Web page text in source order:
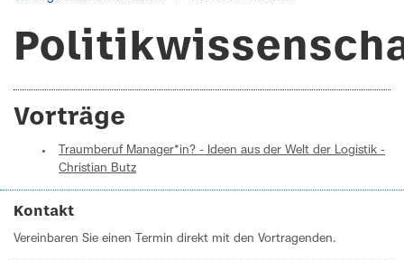
Vorträge
Traumberuf Manager*in? - Ideen aus der Welt der Logistik -
Christian Butz
Kontakt
Vereinbaren Sie einen Termin direkt mit den Vortragenden.